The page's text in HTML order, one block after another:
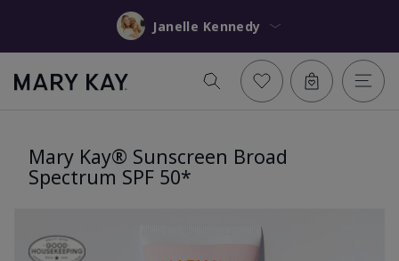
Janelle Kennedy
Mary Kay® Sunscreen Broad
Spectrum SPF 50*